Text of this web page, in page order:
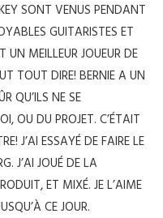
SONT VENUS PENDANT
GUITARISTES ET
UN MEILLEUR JOUEUR DE
TOUT DIRE! BERNIE A UN
QU’ILS NE SE
OU DU PROJET. C’ÉTAIT
J’AI ESSAYÉ DE FAIRE LE
J’AI JOUÉ DE LA
ET MIXÉ. JE L’AIME
CE JOUR.